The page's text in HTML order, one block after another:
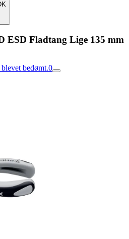
ESD Fladtang Lige 135 mm
bedømt.0